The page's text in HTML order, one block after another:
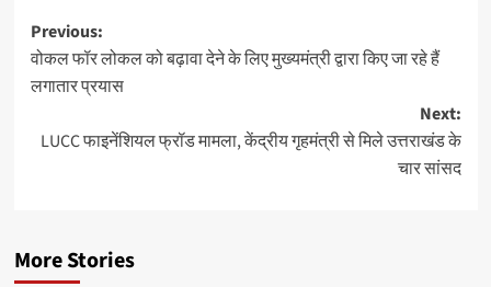
Post
navigation
Previous:
वोकल फॉर लोकल को बढ़ावा देने के लिए मुख्यमंत्री द्वारा किए जा रहे हैं
लगातार प्रयास
Next:
LUCC फाइनेंशियल फ्रॉड मामला, केंद्रीय गृहमंत्री से मिले उत्तराखंड के
चार सांसद
More Stories